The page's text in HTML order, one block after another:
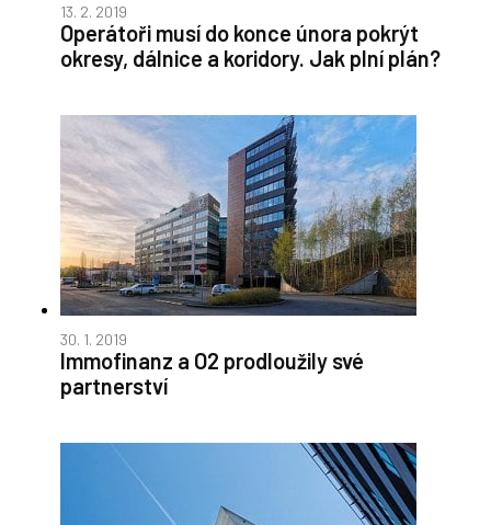
13. 2. 2019
Operátoři musí do konce února pokrýt
okresy, dálnice a koridory. Jak plní plán?
30. 1. 2019
Immofinanz a O2 prodloužily své
partnerství